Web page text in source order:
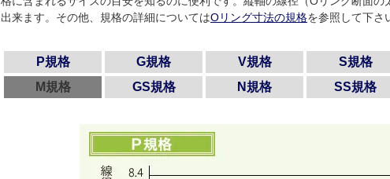
出来ます。その他、規格の詳細についてはOリング寸法の規格を参照して下さ
P規格 G規格 V規格 S規格
M規格
GS規格 N規格 SS規格